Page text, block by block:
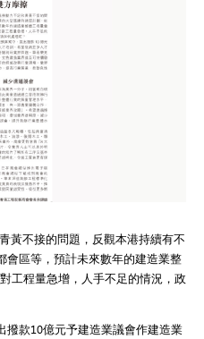
黃不接的問題，反觀本港持續有不
會區等，預計未來數年的建造業整
工程量急增，人手不足的情況，政
撥款10億元予建造業議會作建造業